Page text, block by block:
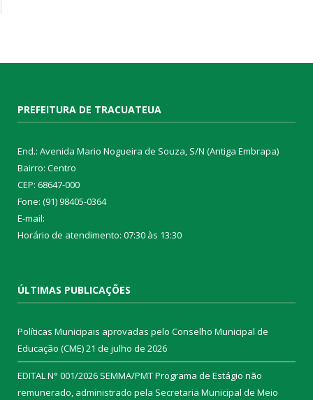
PREFEITURA DE TRACUATEUA
End.: Avenida Mario Nogueira de Souza, S/N (Antiga Embrapa)
Bairro: Centro
CEP: 68647-000
Fone: (91) 98405-0364
E-mail:
Horário de atendimento: 07:30 às 13:30
ÚLTIMAS PUBLICAÇÕES
Políticas Municipais aprovadas pelo Conselho Municipal de
Educação (CME)21 de julho de 2026
EDITAL N° 001/2026 SEMMA/PMT Programa de Estágio não
remunerado, administrado pela Secretaria Municipal de Meio